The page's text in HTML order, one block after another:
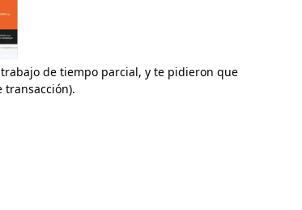
de tiempo parcial, y te pidieron que